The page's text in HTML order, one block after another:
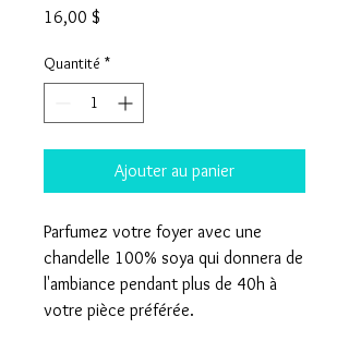
16,00 $
Quantité *
Ajouter au panier
Parfumez votre foyer avec une
chandelle 100% soya qui donnera de
l'ambiance pendant plus de 40h à
votre pièce préférée.